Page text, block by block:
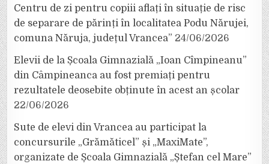
Centru de zi pentru copiii aflați în situație de risc
de separare de părinți în localitatea Podu Nărujei,
comuna Năruja, județul Vrancea” 24/06/2026
Elevii de la Școala Gimnazială „Ioan Cîmpineanu”
din Câmpineanca au fost premiați pentru
rezultatele deosebite obținute în acest an școlar
22/06/2026
Sute de elevi din Vrancea au participat la
concursurile „Grămăticel” și „MaxiMate”,
organizate de Școala Gimnazială „Ștefan cel Mare”